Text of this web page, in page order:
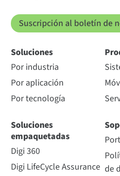
Suscripción al boletín de
Soluciones
Por industria
Por aplicación
Por tecnología
Soluciones
empaquetadas
Digi 360
Digi LifeCycle Assurance de